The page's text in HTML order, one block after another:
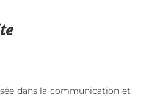
dans la communication et